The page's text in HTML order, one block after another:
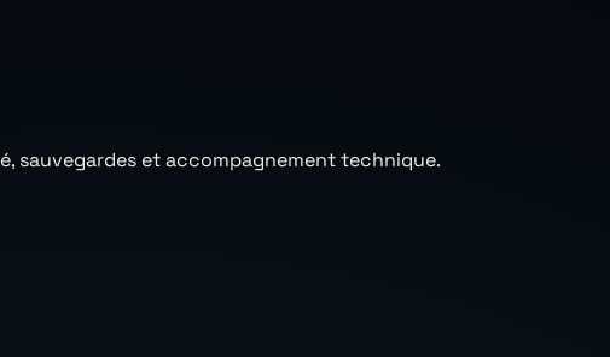
sauvegardes et accompagnement technique.